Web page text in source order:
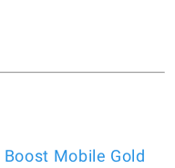
Boost Mobile Gold